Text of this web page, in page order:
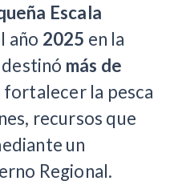
Escala
año 2025 en la
más de
fortalecer la pesca
recursos que
un
Regional.